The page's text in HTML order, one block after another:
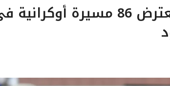
موسكو: الدفاعات الجوية تعترض 86 مسيرة